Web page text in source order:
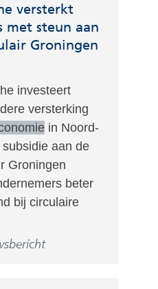
versterkt
met steun aan
Groningen
investeert
versterking
in Noord-
aan de
Groningen
beter
bij circulaire